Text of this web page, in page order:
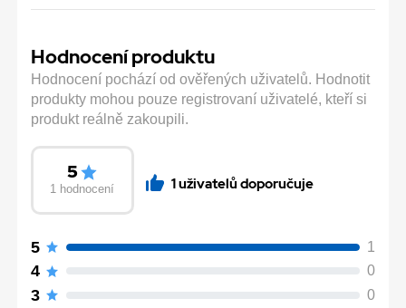
Hodnocení produktu
Hodnocení pochází od ověřených uživatelů. Hodnotit
produkty mohou pouze registrovaní uživatelé, kteří si
produkt reálně zakoupili.
5
1 hodnocení 1 uživatelů doporučuje
5 1
4 0
3 0